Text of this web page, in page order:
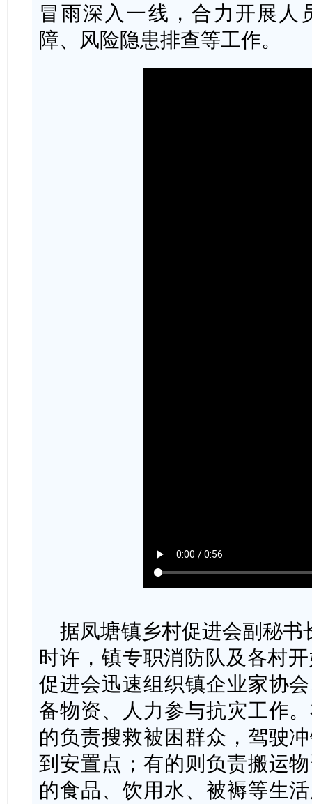
冒雨深入一线，合力开展人
障、风险隐患排查等工作。
据凤塘镇乡村促进会副秘
时许，镇专职消防队及各村
促进会迅速组织镇企业家协
备物资、人力参与抗灾工作
的负责搜救被困群众，驾驶
到安置点；有的则负责搬运
的食品、饮用水、被褥等生